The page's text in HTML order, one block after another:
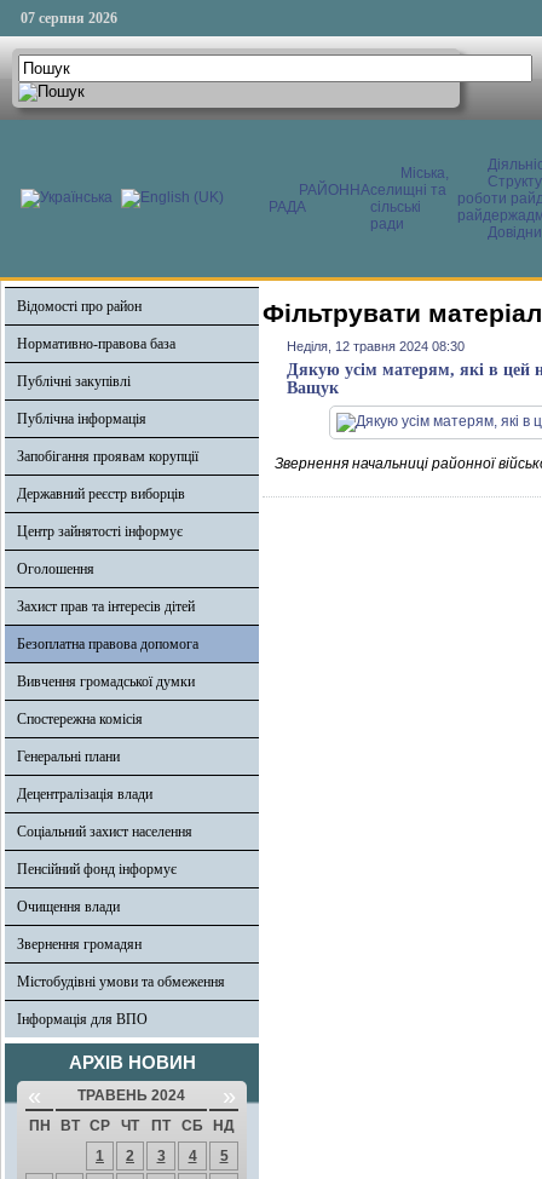
07 серпня 2026
РАЙОННА
РАДА
Міська,
селищні та
сільські
ради
роботи
Відомості про район
Нормативно-правова база
Публічні закупівлі
Публічна інформація
Запобігання проявам корупції
Державний реєстр виборців
Центр зайнятості інформує
Оголошення
Захист прав та інтересів дітей
Безоплатна правова допомога
Вивчення громадської думки
Спостережна комісія
Генеральні плани
Децентралізація влади
Соціальний захист населення
Пенсійний фонд інформує
Очищення влади
Звернення громадян
Містобудівні умови та обмеження
Інформація для ВПО
АРХІВ НОВИН
« ТРАВЕНЬ 2024 »
ПН ВТ СР ЧТ ПТ СБ
НД
1
2 3 4
5
Фільтрувати
Неділя, 12 травня 2024 08:30
Дякую усім матерям, які в цей
Ващук
Звернення начальниці районної